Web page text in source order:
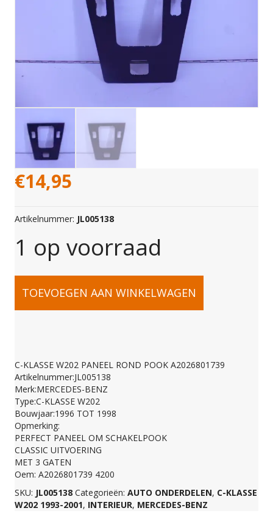
€14,95
Artikelnummer: JL005138
1 op voorraad
C-
W202
PANEEL
ROND
POOK
A2026801739
TOEVOEGEN AAN WINKELWAGEN
C-KLASSE W202 PANEEL ROND POOK A2026801739
Artikelnummer:JL005138
Merk:MERCEDES-BENZ
Type:C-KLASSE W202
Bouwjaar:1996 TOT 1998
Opmerking:
PERFECT PANEEL OM SCHAKELPOOK
CLASSIC UITVOERING
MET 3 GATEN
Oem: A2026801739 4200
SKU: JL005138 Categorieën: AUTO ONDERDELEN, C-KLASSE
W202 1993-2001, INTERIEUR, MERCEDES-BENZ